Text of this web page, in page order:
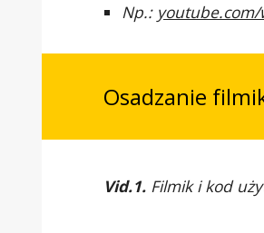
Np.: youtube.com/
Osadzanie
Vid.1. Filmik i kod